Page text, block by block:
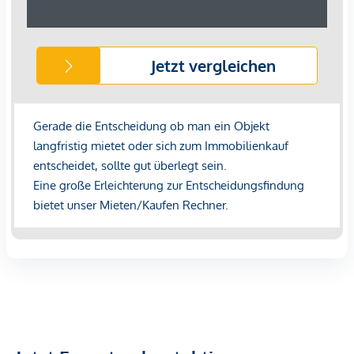
Sonstige
Geldautomat <1.500m
Polizei <1.750m
Verkehr
Bus <250m
U-Bahn <2.000m
Straßenbahn <1.500m